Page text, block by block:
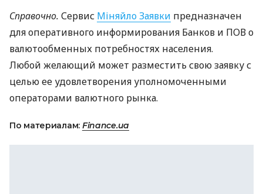
Справочно. Сервис Міняйло Заявки предназначен
для оперативного информирования Банков и ПОВо
валютообменных потребностях населения.
Любой желающий может разместить свою заявку с
целью ее удовлетворения уполномоченными
операторами валютного рынка.
По материалам: Finance.ua